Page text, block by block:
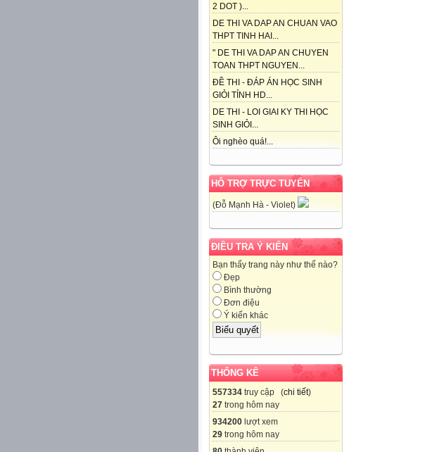
2 DOT )...
DE THI VA DAP AN CHUAN VAO
THPT TINH HAI...
" DE THI VA DAP AN CHUYEN
TOAN THPT NGUYEN...
ĐỀ THI - ĐÁP ÁN HỌC SINH
GIỎI TỈNH HD...
DE THI - LOI GIAI KY THI HỌC
SINH GIỎI...
Ôi nghèo quá!...
HỖ TRỢ TRỰC TUYẾN
(Đỗ Mạnh Hà - Violet)
ĐIỀU TRA Ý KIẾN
Bạn thấy trang này như thế nào?
Đẹp
Bình thường
Đơn điệu
Ý kiến khác
THỐNG KÊ
557334 truy cập (chi tiết)
27 trong hôm nay
934200 lượt xem
29 trong hôm nay